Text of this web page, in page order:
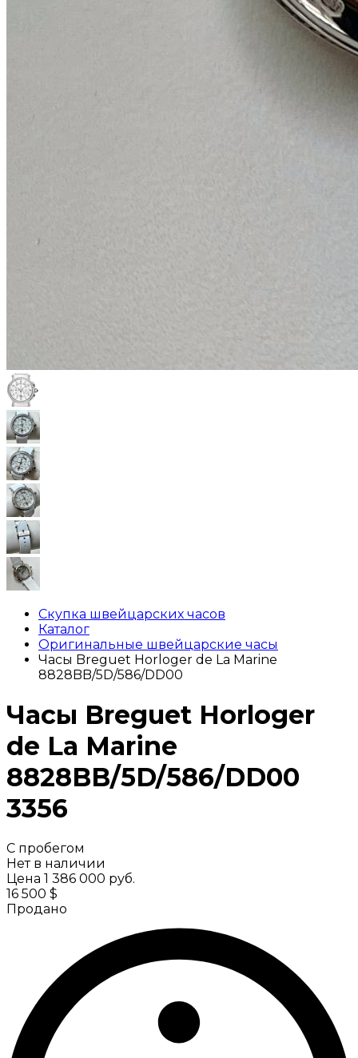
Скупка швейцарских часов
Каталог
Оригинальные швейцарские часы
Часы Breguet Horloger de La Marine
8828BB/5D/586/DD00
Часы Breguet Horloger
de La Marine
8828BB/5D/586/DD00
3356
С пробегом
Нет в наличии
Цена 1 386 000 руб.
16 500 $
Продано